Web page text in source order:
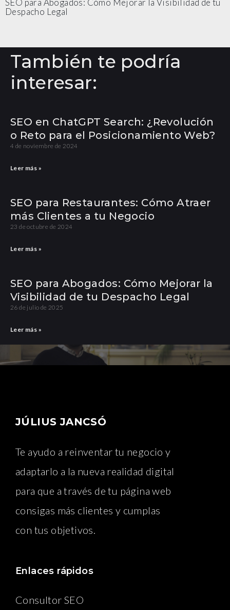
SEO para Abogados: Cómo Mejorar la Visibilidad de tu
Despacho Legal
También te podría
interesar:
SEO en ChatGPT Search: ¿Revolución
o Reto para el Posicionamiento Web?
4 de noviembre de 2024
Leer más »
SEO para Restaurantes: Cómo Atraer
más Clientes a tu Negocio
23 de octubre de 2024
Leer más »
SEO para Abogados: Cómo Mejorar la
Visibilidad de tu Despacho Legal
26 de julio de 2025
Leer más »
JÚLIUS JANCSÓ
Te ayudo a reinventar tu negocio y
adaptarlo a la nueva realidad digital
para que a través de tu página web
consigas más clientes y cumplas
con tus objetivos.
Enlaces rápidos
Consultor SEO